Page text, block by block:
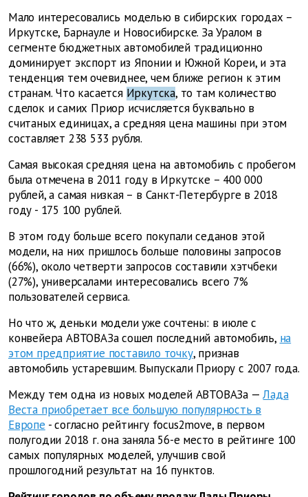
Мало интересовались моделью в сибирских городах –
Иркутске, Барнауле и Новосибирске. За Уралом в
сегменте бюджетных автомобилей традиционно
доминирует экспорт из Японии и Южной Кореи, и эта
тенденция тем очевиднее, чем ближе регион к этим
странам. Что касается Иркутска, то там количество
сделок и самих Приор исчисляется буквально в
считаных единицах, а средняя цена машины при этом
составляет 238 533 рубля.
Самая высокая средняя цена на автомобиль с пробегом
была отмечена в 2011 году в Иркутске – 400 000
рублей, а самая низкая – в Санкт-Петербурге в 2018
году - 175 100 рублей.
В этом году больше всего покупали седанов этой
модели, на них пришлось больше половины запросов
(66%), около четверти запросов составили хэтчбеки
(27%), универсалами интересовались всего 7%
пользователей сервиса.
Но что ж, деньки модели уже сочтены: в июле с
конвейера АВТОВАЗа сошел последний автомобиль, на
этом предприятие поставило точку, признав
автомобиль устаревшим. Выпускали Приору с 2007 года.
Между тем одна из новых моделей АВТОВАЗа — Лада
Веста приобретает все большую популярность в
Европе - согласно рейтингу focus2move, в первом
полугодии 2018 г. она заняла 56-е место в рейтинге 100
самых популярных моделей, улучшив свой
прошлогодний результат на 16 пунктов.